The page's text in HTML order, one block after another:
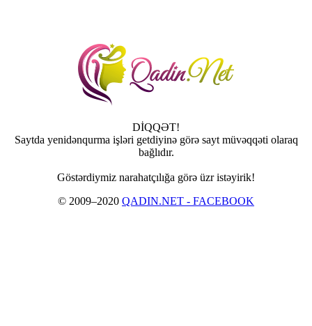
DİQQƏT!
Saytda yenidənqurma işləri getdiyinə görə sayt müvəqqəti olaraq
bağlıdır.
Göstərdiymiz narahatçılığa görə üzr istəyirik!
© 2009–2020 QADIN.NET - FACEBOOK